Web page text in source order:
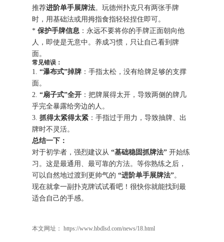
推荐进阶单手展牌法。玩德州扑克只有两张手牌
时，用基础法或用拇指食指轻轻捏住即可。
*保护手牌信息 ：永远不要将你的手牌正面朝向他
人，即使是无意中。养成习惯，只让自己看到牌
面。
常见错误：
1.“瀑布式”掉牌 ：手指太松，没有给牌足够的支撑
面。
2.“扇子式”全开 ：把牌展得太开，导致两侧的牌几
乎完全暴露给旁边的人。
3.抓得太紧得太紧 ：手指过于用力，导致抽牌、出
牌时不灵活。
总结一下：
对于初学者，强烈建议从“基础稳固抓牌法” 开始练
习。这是最通用、最可靠的方法。等你熟练之后，
可以自然地过渡到更帅气的“进阶单手展牌法”。
现在就拿一副扑克牌试试看吧！很快你就能找到最
适合自己的手感。
本文网址： https://www.hbdlsd.com/news/18.html